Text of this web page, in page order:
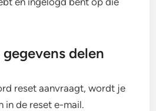
delen
reset aanvraagt, wordt je
in de reset e-mail.